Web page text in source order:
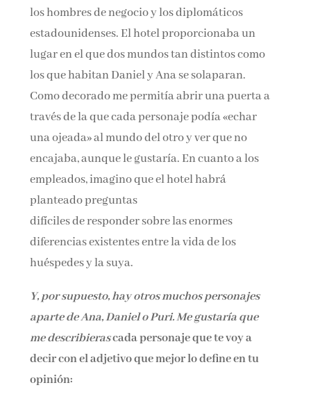
los hombres de negocio y los diplomáticos
estadounidenses. El hotel proporcionaba un
lugar en el que dos mundos tan distintos como
los que habitan Daniel y Ana se solaparan.
Como decorado me permitía abrir una puerta a
través de la que cada personaje podía «echar
una ojeada» al mundo del otro y ver que no
encajaba, aunque le gustaría. En cuanto a los
empleados, imagino que el hotel habrá
planteado preguntas
difíciles de responder sobre las enormes
diferencias existentes entre la vida de los
huéspedes y la suya.
Y, por supuesto, hay otros muchos personajes
aparte de Ana, Daniel o Puri. Me gustaría que
me describierascada personaje que te voy a
decir con el adjetivo que mejor lo define en tu
opinión: